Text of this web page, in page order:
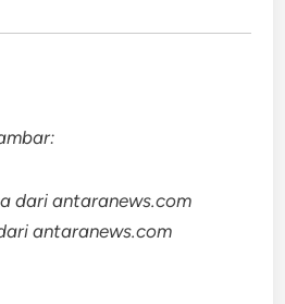
dari antaranews.com
antaranews.com